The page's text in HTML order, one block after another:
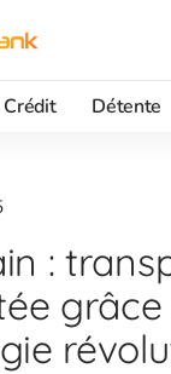
Crédit Détente
: